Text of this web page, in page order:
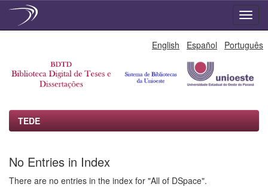
English Español Português
TEDE
No Entries in Index
There are no entries in the index for "All of DSpace".